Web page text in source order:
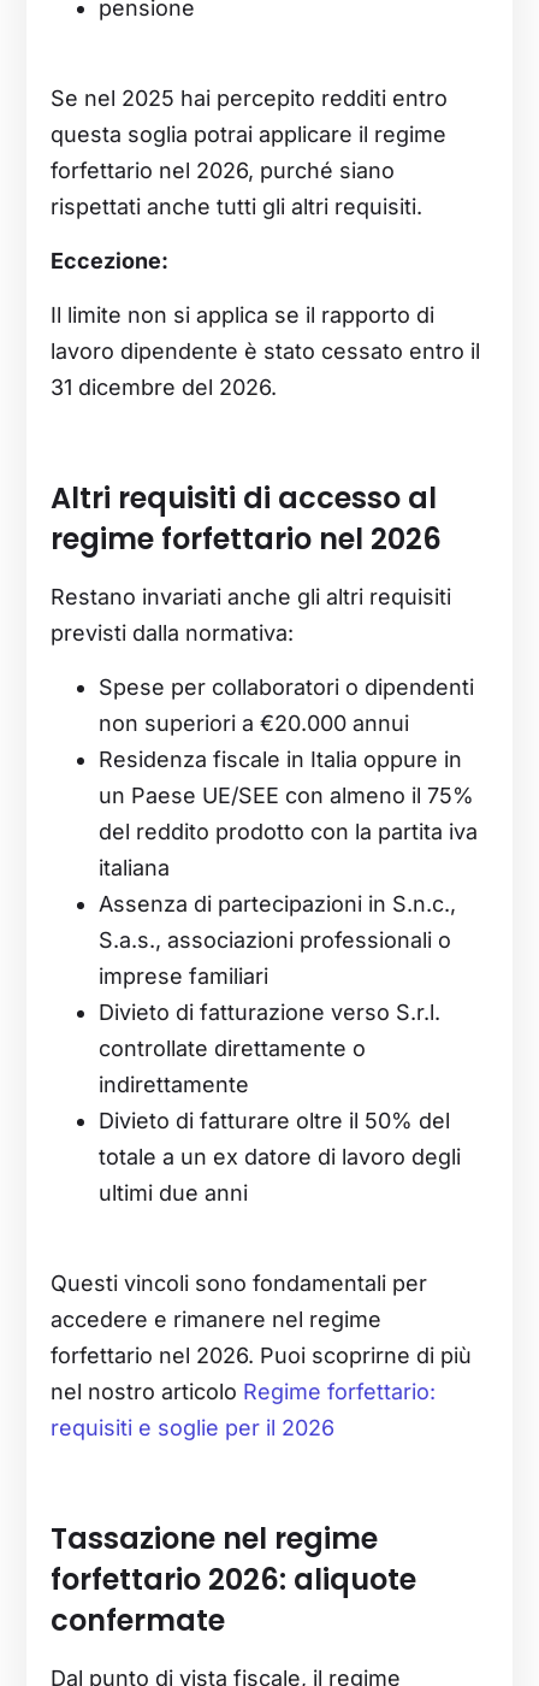
pensione
Se nel 2025 hai percepito redditi entro
questa soglia potrai applicare il regime
forfettario nel 2026, purché siano
rispettati anche tutti gli altri requisiti.
Eccezione:
Il limite non si applica se il rapporto di
lavoro dipendente è stato cessato entro il
31 dicembre del 2026.
Altri requisiti di accesso al
regime forfettario nel 2026
Restano invariati anche gli altri requisiti
previsti dalla normativa:
Spese per collaboratori o dipendenti
non superiori a €20.000 annui
Residenza fiscale in Italia oppure in
un Paese UE/SEE con almeno il 75%
del reddito prodotto con la partita iva
italiana
Assenza di partecipazioni in S.n.c.,
S.a.s., associazioni professionali o
imprese familiari
Divieto di fatturazione verso S.r.l.
controllate direttamente o
indirettamente
Divieto di fatturare oltre il 50% del
totale a un ex datore di lavoro degli
ultimi due anni
Questi vincoli sono fondamentali per
accedere e rimanere nel regime
forfettario nel 2026. Puoi scoprirne di più
nel nostro articolo Regime forfettario:
requisiti e soglie per il 2026
Tassazione nel regime
forfettario 2026: aliquote
confermate
Dal punto di vista fiscale, il regime